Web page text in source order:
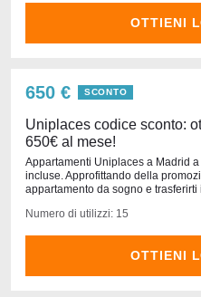
OTTIENI
650 € SCONTO
Uniplaces codice sconto:
650€ al mese!
Appartamenti Uniplaces a Madrid
incluse. Approfittando della
appartamento da sogno e trasferirti
Numero di utilizzi: 15
OTTIENI